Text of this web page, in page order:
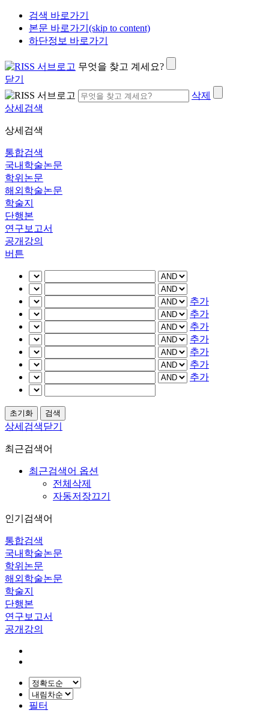
검색 바로가기
본문 바로가기(skip to content)
하단정보 바로가기
무엇을 찾고 계세요?
닫기
삭제
상세검색
상세검색
통합검색
국내학술논문
학위논문
해외학술논문
학술지
단행본
연구보고서
공개강의
버튼
추가
추가
추가
추가
추가
추가
추가
상세검색닫기
최근검색어
최근검색어 옵션
전체삭제
자동저장끄기
인기검색어
통합검색
국내학술논문
학위논문
해외학술논문
학술지
단행본
연구보고서
공개강의
필터